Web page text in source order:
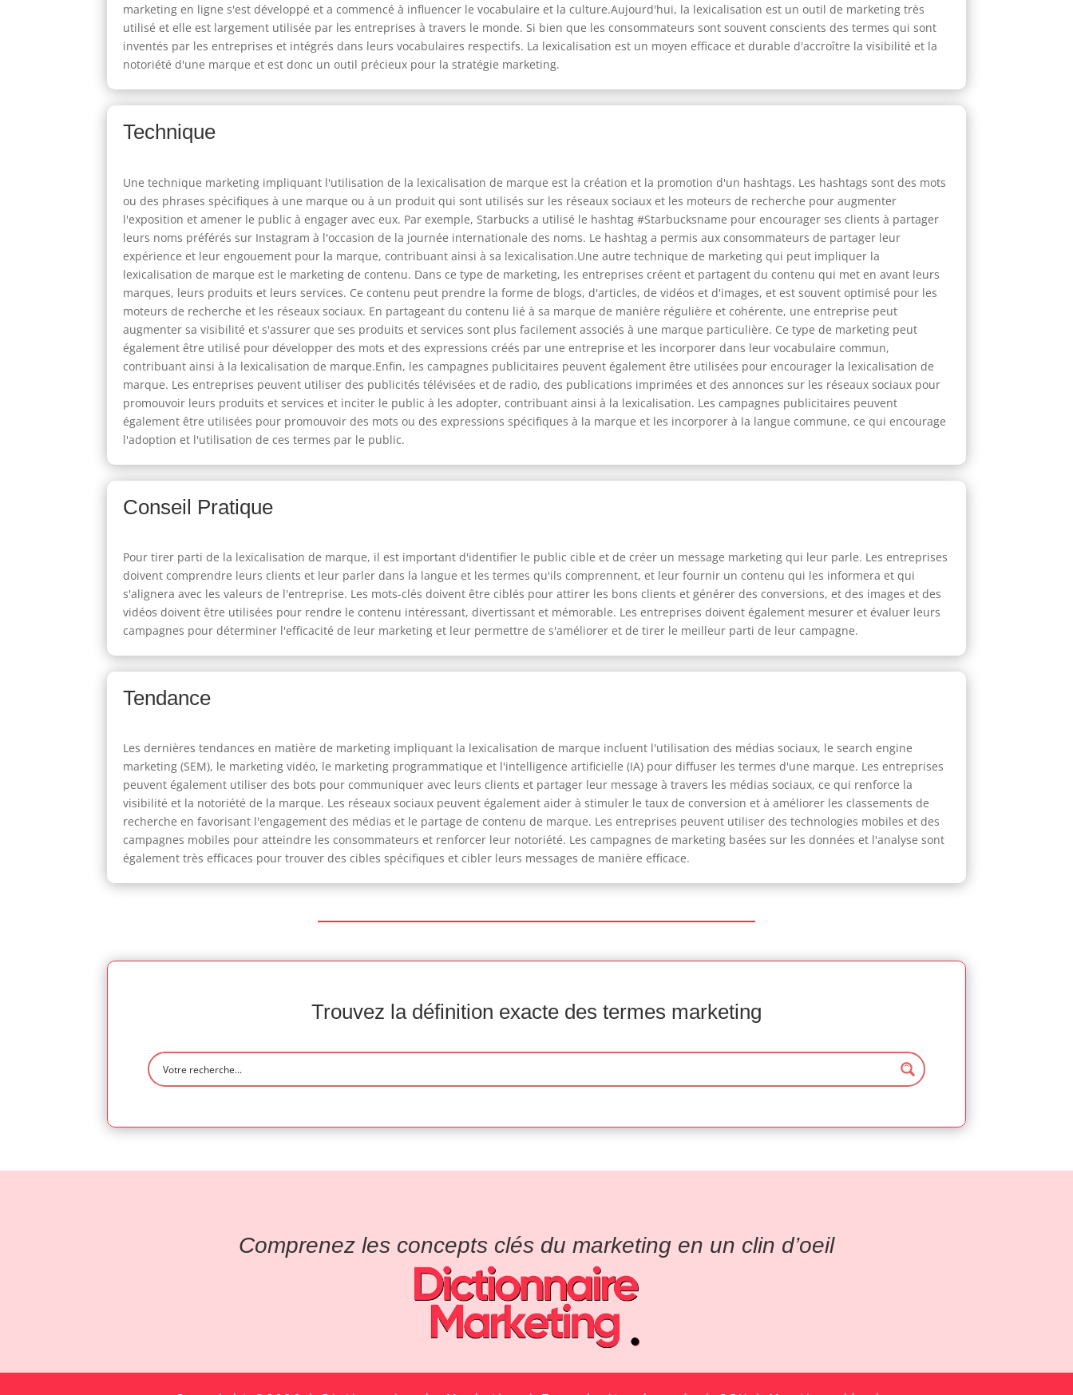
marketing en ligne s'est développé et a commencé à influencer le vocabulaire et la culture.Aujourd'hui, la lexicalisation est un outil de marketing très
utilisé et elle est largement utilisée par les entreprises à travers le monde. Si bien que les consommateurs sont souvent conscients des termes qui sont
inventés par les entreprises et intégrés dans leurs vocabulaires respectifs. La lexicalisation est un moyen efficace et durable d'accroître la visibilité et la
notoriété d'une marque et est donc un outil précieux pour la stratégie marketing.
Technique
Une technique marketing impliquant l'utilisation de la lexicalisation de marque est la création et la promotion d'un hashtags. Les hashtags sont des mots
ou des phrases spécifiques à une marque ou à un produit qui sont utilisés sur les réseaux sociaux et les moteurs de recherche pour augmenter
l'exposition et amener le public à engager avec eux. Par exemple, Starbucks a utilisé le hashtag #Starbucksname pour encourager ses clients à partager
leurs noms préférés sur Instagram à l'occasion de la journée internationale des noms. Le hashtag a permis aux consommateurs de partager leur
expérience et leur engouement pour la marque, contribuant ainsi à sa lexicalisation.Une autre technique de marketing qui peut impliquer la
lexicalisation de marque est le marketing de contenu. Dans ce type de marketing, les entreprises créent et partagent du contenu qui met en avant leurs
marques, leurs produits et leurs services. Ce contenu peut prendre la forme de blogs, d'articles, de vidéos et d'images, et est souvent optimisé pour les
moteurs de recherche et les réseaux sociaux. En partageant du contenu lié à sa marque de manière régulière et cohérente, une entreprise peut
augmenter sa visibilité et s'assurer que ses produits et services sont plus facilement associés à une marque particulière. Ce type de marketing peut
également être utilisé pour développer des mots et des expressions créés par une entreprise et les incorporer dans leur vocabulaire commun,
contribuant ainsi à la lexicalisation de marque.Enfin, les campagnes publicitaires peuvent également être utilisées pour encourager la lexicalisation de
marque. Les entreprises peuvent utiliser des publicités télévisées et de radio, des publications imprimées et des annonces sur les réseaux sociaux pour
promouvoir leurs produits et services et inciter le public à les adopter, contribuant ainsi à la lexicalisation. Les campagnes publicitaires peuvent
également être utilisées pour promouvoir des mots ou des expressions spécifiques à la marque et les incorporer à la langue commune, ce qui encourage
l'adoption et l'utilisation de ces termes par le public.
Conseil Pratique
Pour tirer parti de la lexicalisation de marque, il est important d'identifier le public cible et de créer un message marketing qui leur parle. Les entreprises
doivent comprendre leurs clients et leur parler dans la langue et les termes qu'ils comprennent, et leur fournir un contenu qui les informera et qui
s'alignera avec les valeurs de l'entreprise. Les mots-clés doivent être ciblés pour attirer les bons clients et générer des conversions, et des images et des
vidéos doivent être utilisées pour rendre le contenu intéressant, divertissant et mémorable. Les entreprises doivent également mesurer et évaluer leurs
campagnes pour déterminer l'efficacité de leur marketing et leur permettre de s'améliorer et de tirer le meilleur parti de leur campagne.
Tendance
Les dernières tendances en matière de marketing impliquant la lexicalisation de marque incluent l'utilisation des médias sociaux, le search engine
marketing (SEM), le marketing vidéo, le marketing programmatique et l'intelligence artificielle (IA) pour diffuser les termes d'une marque. Les entreprises
peuvent également utiliser des bots pour communiquer avec leurs clients et partager leur message à travers les médias sociaux, ce qui renforce la
visibilité et la notoriété de la marque. Les réseaux sociaux peuvent également aider à stimuler le taux de conversion et à améliorer les classements de
recherche en favorisant l'engagement des médias et le partage de contenu de marque. Les entreprises peuvent utiliser des technologies mobiles et des
campagnes mobiles pour atteindre les consommateurs et renforcer leur notoriété. Les campagnes de marketing basées sur les données et l'analyse sont
également très efficaces pour trouver des cibles spécifiques et cibler leurs messages de manière efficace.
Trouvez la définition exacte des termes marketing
Comprenez les concepts clés du marketing en un clin d’oeil